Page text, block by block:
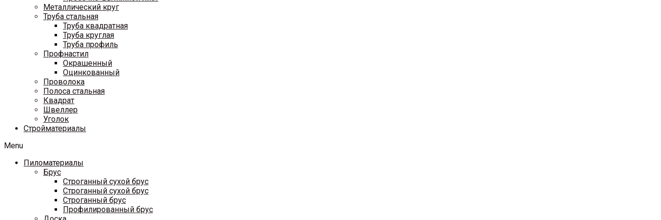
Металлический круг
Труба стальная
Труба квадратная
Труба круглая
Труба профиль
Профнастил
Окрашенный
Оцинкованный
Проволока
Полоса стальная
Квадрат
Швеллер
Уголок
Стройматериалы
Menu
Пиломатериалы
Брус
Строганный сухой брус
Строганный сухой брус
Строганный брус
Профилированный брус